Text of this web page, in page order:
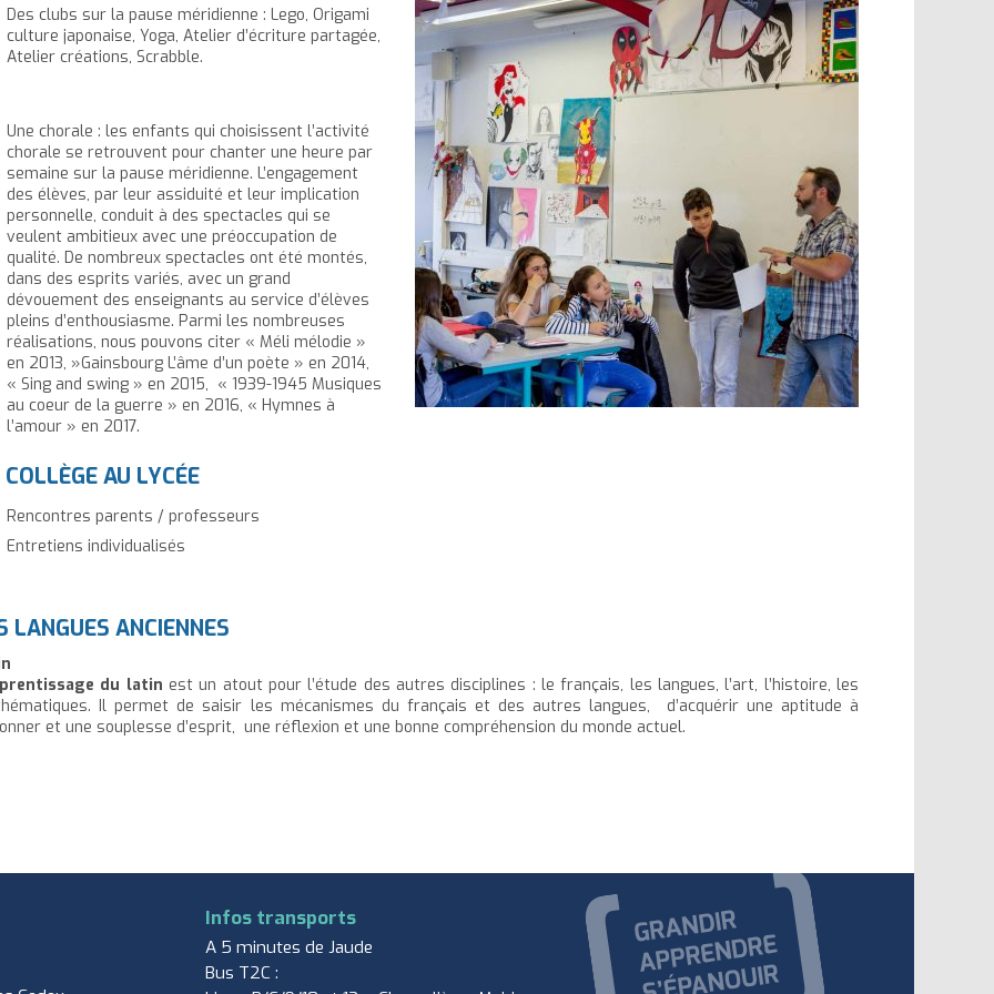
Des clubs sur la pause méridienne : Lego, Origami
culture japonaise, Yoga, Atelier d’écriture partagée,
Atelier créations, Scrabble.
Une chorale : les enfants qui choisissent l’activité
chorale se retrouvent pour chanter une heure par
semaine sur la pause méridienne. L’engagement
des élèves, par leur assiduité et leur implication
personnelle, conduit à des spectacles qui se
veulent ambitieux avec une préoccupation de
qualité. De nombreux spectacles ont été montés,
dans des esprits variés, avec un grand
dévouement des enseignants au service d’élèves
pleins d’enthousiasme. Parmi les nombreuses
réalisations, nous pouvons citer « Méli mélodie »
en 2013, »Gainsbourg L’âme d’un poète » en 2014,
« Sing and swing » en 2015, « 1939-1945 Musiques
au coeur de la guerre » en 2016, « Hymnes à
l’amour » en 2017.
AU LYCÉE
Rencontres parents / professeurs
Entretiens individualisés
LANGUES ANCIENNES
du latin est un atout pour l’étude des autres disciplines : le français, les langues, l’art, l’histoire, les
Il permet de saisir les mécanismes du français et des autres langues, d’acquérir une aptitude à
et une souplesse d’esprit, une réflexion et une bonne compréhension du monde actuel.
Infos transports
A 5 minutes de Jaude
Bus T2C :